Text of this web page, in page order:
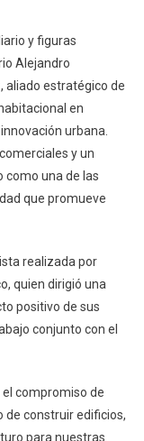
y figuras
Alejandro
aliado estratégico de
en
urbana.
y un
como una de las
que promueve
realizada por
quien dirigió una
positivo de sus
conjunto con el
compromiso de
de construir edificios,
para nuestras